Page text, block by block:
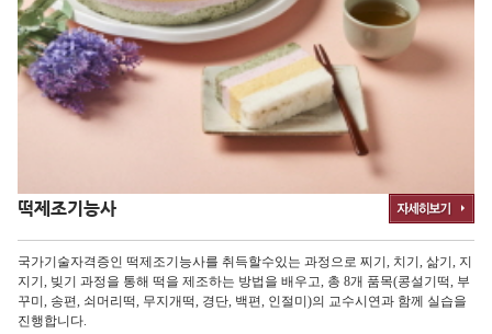
떡제조기능사
국가기술자격증인 떡제조기능사를 취득할수있는 과정으로 찌기, 치기, 삶기, 지
지기, 빚기 과정을 통해 떡을 제조하는 방법을 배우고, 총 8개 품목(콩설기떡, 부
꾸미, 송편, 쇠머리떡, 무지개떡, 경단, 백편, 인절미)의 교수시연과 함께 실습을
진행합니다.